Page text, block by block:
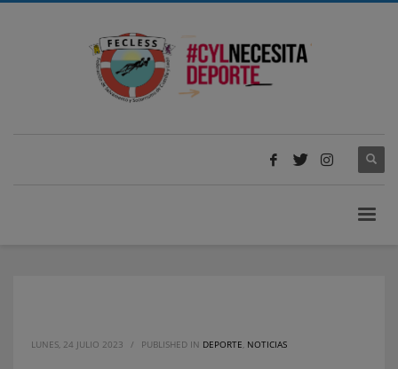
LUNES, 24 JULIO 2023 / PUBLISHED IN DEPORTE NOTICIAS